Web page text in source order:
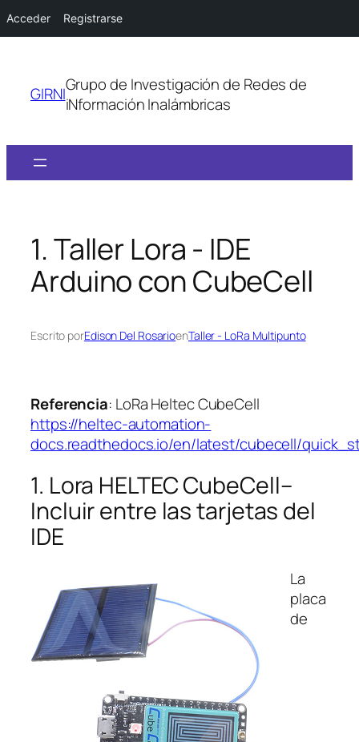
Acceder Registrarse
contenido
GIRNIGrupo de Investigación de Redes de
iNformación Inalámbricas
1. Taller Lora - IDE
Arduino con CubeCell
Escrito porEdison Del RosarioenTaller - LoRa Multipunto
Referencia: LoRa Heltec CubeCell
https://heltec-automation-
docs.readthedocs.io/en/latest/cubecell/
1. Lora HELTEC CubeCell–
Incluir entre las tarjetas del
IDE
La
placa
de